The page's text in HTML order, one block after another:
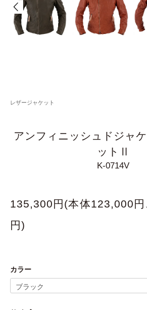
レザージャケット
アンフィニッシュドジャ
ットⅡ
K-0714V
135,300円(本体123,000
円)
カラー